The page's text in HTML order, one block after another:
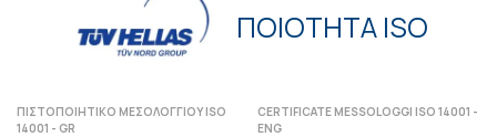
ΠΟΙΟΤΗΤΑ ISO
ΠΙΣΤΟΠΟΙΗΤΙΚΟ ΜΕΣΟΛΟΓΓΙΟΥ ISO
14001 - GR
CERTIFICATE MESSOLOGGI ISO 14001 -
ENG